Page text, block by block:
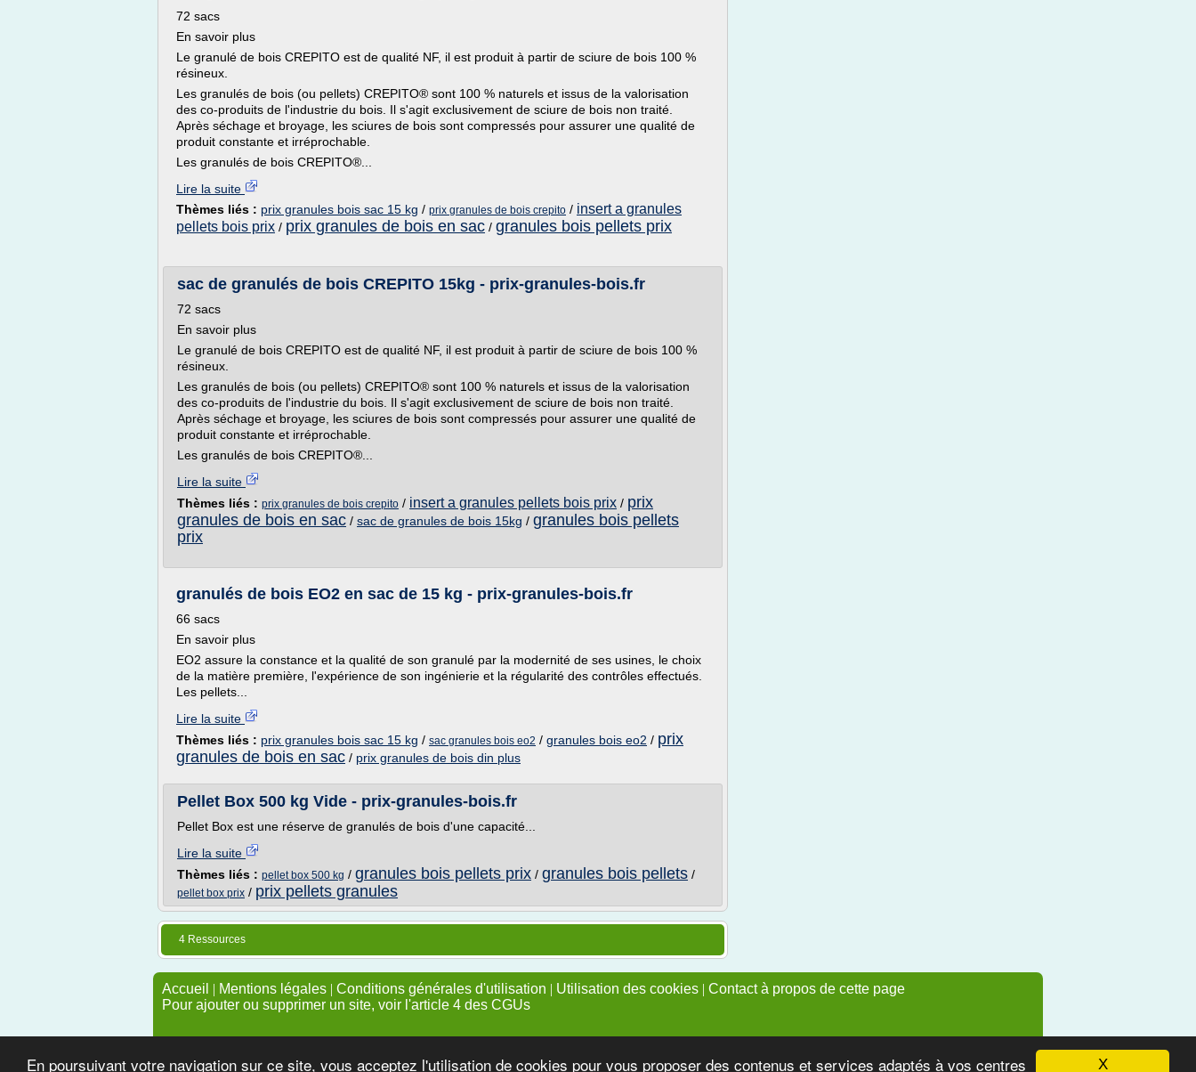
X
En poursuivant votre navigation sur ce site, vous acceptez l'utilisation de cookies pour vous proposer des contenus et services adaptés à vos centres
72 sacs
En savoir plus
Le granulé de bois CREPITO est de qualité NF, il est produit à partir de sciure de bois 100 %
résineux.
Les granulés de bois (ou pellets) CREPITO® sont 100 % naturels et issus de la valorisation
des co-produits de l'industrie du bois. Il s'agit exclusivement de sciure de bois non traité.
Après séchage et broyage, les sciures de bois sont compressés pour assurer une qualité de
produit constante et irréprochable.
Les granulés de bois CREPITO®...
Lire la suite
Thèmes liés : prix granules bois sac 15 kg / prix granules de bois crepito / insert a granules
pellets bois prix / prix granules de bois en sac / granules bois pellets prix
sac de granulés de bois CREPITO 15kg - prix-granules-bois.fr
72 sacs
En savoir plus
Le granulé de bois CREPITO est de qualité NF, il est produit à partir de sciure de bois 100 %
résineux.
Les granulés de bois (ou pellets) CREPITO® sont 100 % naturels et issus de la valorisation
des co-produits de l'industrie du bois. Il s'agit exclusivement de sciure de bois non traité.
Après séchage et broyage, les sciures de bois sont compressés pour assurer une qualité de
produit constante et irréprochable.
Les granulés de bois CREPITO®...
Lire la suite
Thèmes liés : prix granules de bois crepito / insert a granules pellets bois prix / prix
granules de bois en sac / sac de granules de bois 15kg / granules bois pellets
prix
granulés de bois EO2 en sac de 15 kg - prix-granules-bois.fr
66 sacs
En savoir plus
EO2 assure la constance et la qualité de son granulé par la modernité de ses usines, le choix
de la matière première, l'expérience de son ingénierie et la régularité des contrôles effectués.
Les pellets...
Lire la suite
Thèmes liés : prix granules bois sac 15 kg / sac granules bois eo2 / granules bois eo2 / prix
granules de bois en sac / prix granules de bois din plus
Pellet Box 500 kg Vide - prix-granules-bois.fr
Pellet Box est une réserve de granulés de bois d'une capacité...
Lire la suite
Thèmes liés : pellet box 500 kg / granules bois pellets prix / granules bois pellets /
pellet box prix / prix pellets granules
4 Ressources
Accueil | Mentions légales | Conditions générales d'utilisation | Utilisation des cookies | Contact à propos de cette page
Pour ajouter ou supprimer un site, voir l'article 4 des CGUs